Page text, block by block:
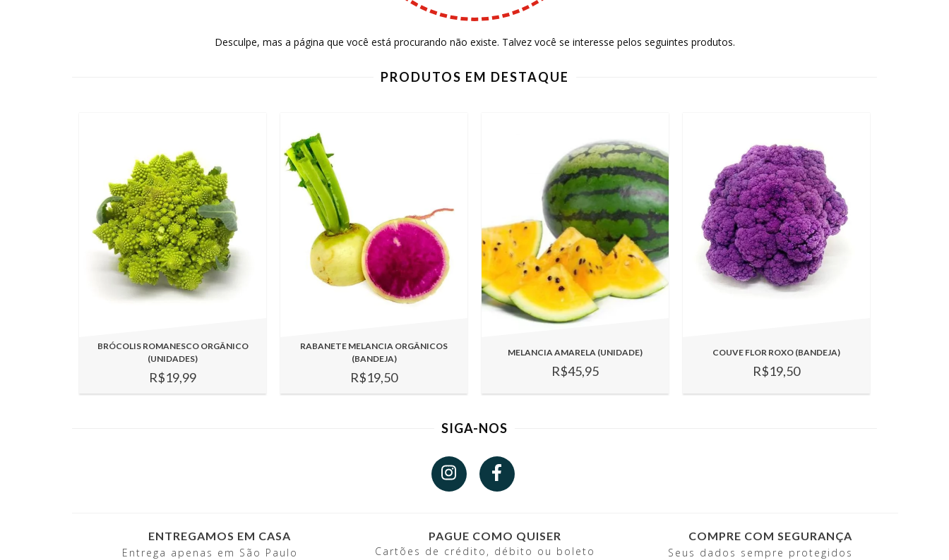
Desculpe, mas a página que você está procurando não existe. Talvez você se interesse pelos seguintes produtos.
PRODUTOS EM DESTAQUE
BRÓCOLIS ROMANESCO ORGÂNICO
(UNIDADES)
R$19,99
RABANETE MELANCIA ORGÂNICOS
(BANDEJA)
R$19,50
MELANCIA AMARELA (UNIDADE)
R$45,95
COUVE FLOR ROXO (BANDEJA)
R$19,50
SIGA-NOS
ENTREGAMOS EM CASA
Entrega apenas em São Paulo
PAGUE COMO QUISER
Cartões de crédito, débito ou boleto
COMPRE COM SEGURANÇA
Seus dados sempre protegidos